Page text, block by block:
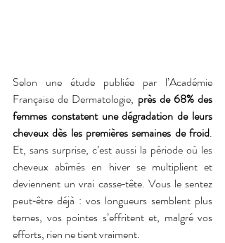
Selon une étude publiée par l’Académie
Française de Dermatologie, près de 68% des
femmes constatent une dégradation de leurs
cheveux dès les premières semaines de froid.
Et, sans surprise, c’est aussi la période où les
cheveux abîmés en hiver se multiplient et
deviennent un vrai casse‑tête. Vous le sentez
peut‑être déjà : vos longueurs semblent plus
ternes, vos pointes s’effritent et, malgré vos
efforts, rien ne tient vraiment.